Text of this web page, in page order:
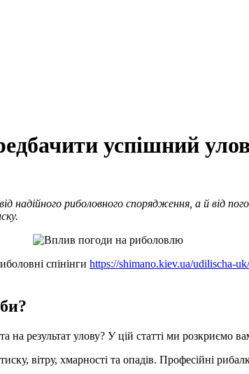
успішний
риболовного спорядження, а й від
спінінги https://shimano.kiev.ua/udilischa-
результат улову? У цій статті ми розкриємо
вітру, хмарності та опадів. Професійні